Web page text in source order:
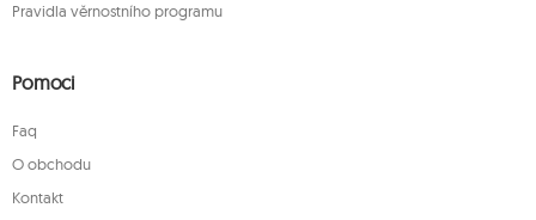
Pravidla věrnostního programu
Pomoci
Faq
O obchodu
Kontakt